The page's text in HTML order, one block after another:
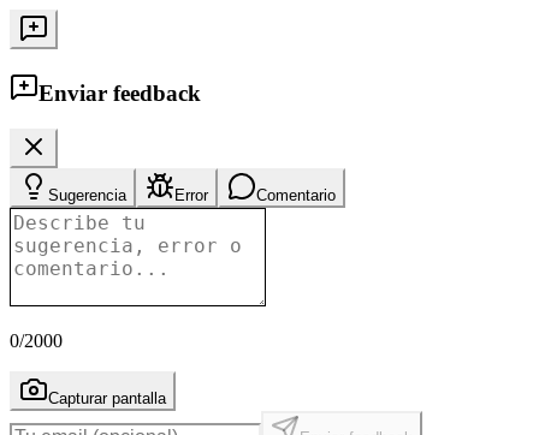
Enviar feedback
Sugerencia Error Comentario
0/2000
Capturar pantalla